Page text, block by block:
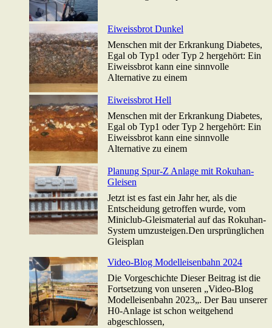
Eiweissbrot Dunkel
Menschen mit der Erkrankung Diabetes,
Egal ob Typ1 oder Typ 2 hergehört: Ein
Eiweissbrot kann eine sinnvolle
Alternative zu einem
Eiweissbrot Hell
Menschen mit der Erkrankung Diabetes,
Egal ob Typ1 oder Typ 2 hergehört: Ein
Eiweissbrot kann eine sinnvolle
Alternative zu einem
Planung Spur-Z Anlage mit Rokuhan-
Gleisen
Jetzt ist es fast ein Jahr her, als die
Entscheidung getroffen wurde, vom
Miniclub-Gleismaterial auf das Rokuhan-
System umzusteigen.Den ursprünglichen
Gleisplan
Video-Blog Modelleisenbahn 2024
Die Vorgeschichte Dieser Beitrag ist die
Fortsetzung von unseren „Video-Blog
Modelleisenbahn 2023„. Der Bau unserer
H0-Anlage ist schon weitgehend
abgeschlossen,